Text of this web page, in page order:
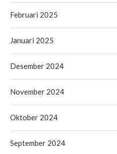
Februari 2025
Januari 2025
Desember 2024
November 2024
Oktober 2024
September 2024